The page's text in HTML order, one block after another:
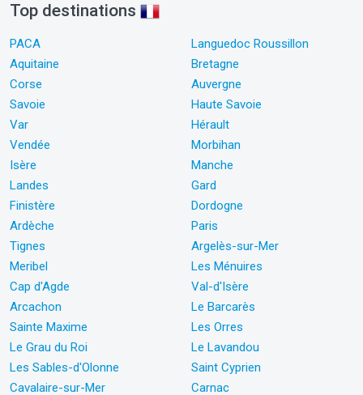
Top destinations
PACA
Languedoc Roussillon
Aquitaine
Bretagne
Corse
Auvergne
Savoie
Haute Savoie
Var
Hérault
Vendée
Morbihan
Isère
Manche
Landes
Gard
Finistère
Dordogne
Ardèche
Paris
Tignes
Argelès-sur-Mer
Meribel
Les Ménuires
Cap d'Agde
Val-d'Isère
Arcachon
Le Barcarès
Sainte Maxime
Les Orres
Le Grau du Roi
Le Lavandou
Les Sables-d'Olonne
Saint Cyprien
Cavalaire-sur-Mer
Carnac